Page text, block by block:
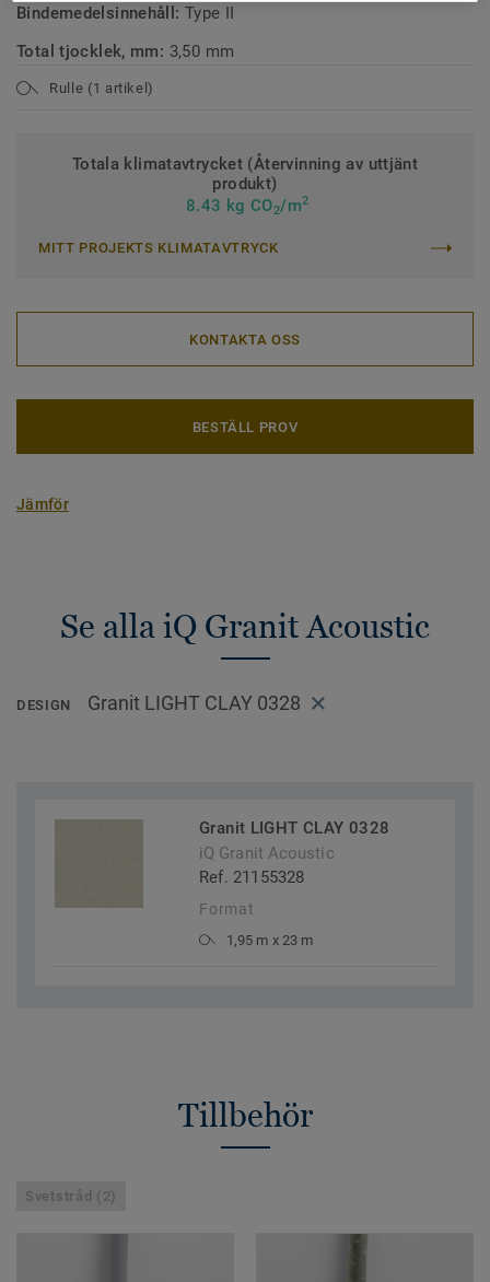
Bindemedelsinnehåll: Type II
Total tjocklek, mm: 3,50 mm
Rulle (1 artikel)
Totala klimatavtrycket (Återvinning av uttjänt
produkt)
8.43 kg CO2/m2
MITT PROJEKTS KLIMATAVTRYCK
KONTAKTA OSS
BESTÄLL PROV
Jämför
Se alla iQ Granit Acoustic
DESIGN Granit LIGHT CLAY 0328
Granit LIGHT CLAY 0328
iQ Granit Acoustic
Ref. 21155328
Format
1,95 m x 23 m
Tillbehör
Svetstråd (2)